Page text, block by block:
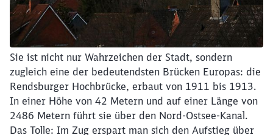
Sie ist nicht nur Wahrzeichen der Stadt, sondern
zugleich eine der bedeutendsten Brücken Europas: die
Rendsburger Hochbrücke, erbaut von 1911 bis 1913.
In einer Höhe von 42 Metern und auf einer Länge von
2486 Metern führt sie über den Nord-Ostsee-Kanal.
Das Tolle: Im Zug erspart man sich den Aufstieg über